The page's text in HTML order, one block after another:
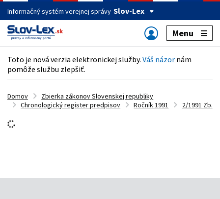
Informačný systém verejnej správy Slov-Lex
Menu
Toto je nová verzia elektronickej služby. Váš názor nám
pomôže službu zlepšiť.
Domov
Zbierka zákonov Slovenskej republiky
Chronologický register predpisov
Ročník 1991 2/1991 Zb.